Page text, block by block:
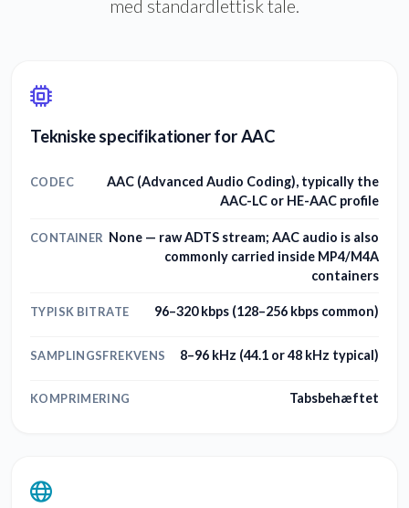
med standardlettisk tale.
Tekniske specifikationer for AAC
CODEC
AAC (Advanced Audio Coding), typically the
AAC-LC or HE-AAC profile
CONTAINER None — raw ADTS stream; AAC audio is also
commonly carried inside MP4/M4A
containers
TYPISK BITRATE 96–320 kbps (128–256 kbps common)
SAMPLINGSFREKVENS 8–96 kHz (44.1 or 48 kHz typical)
KOMPRIMERING Tabsbehæftet